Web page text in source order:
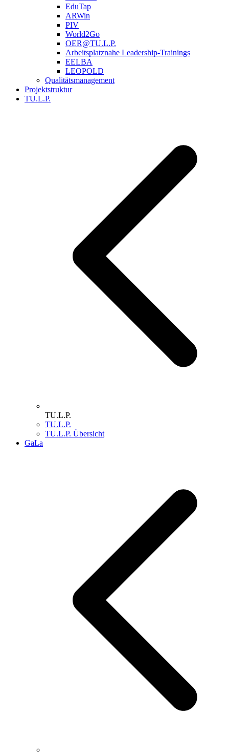
EduTap
ARWin
PIV
World2Go
OER@TU.L.P.
Arbeitsplatznahe Leadership-Trainings
EELBA
LEOPOLD
Qualitätsmanagement
Projektstruktur
TU.L.P.
TU.L.P.
TU.L.P.
TU.L.P. Übersicht
GaLa